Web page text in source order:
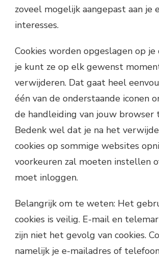
zoveel mogelijk aangepast aan je
interesses.
Cookies worden opgeslagen op
je kunt ze op elk gewenst
verwijderen. Dat gaat heel
één van de onderstaande iconen
de handleiding van jouw browser
Bedenk wel dat je na het
cookies op sommige websites
voorkeuren zal moeten instellen
moet inloggen.
Belangrijk om te weten: Het
cookies is veilig. E-mail en
zijn niet het gevolg van cookies.
namelijk je e-mailadres of